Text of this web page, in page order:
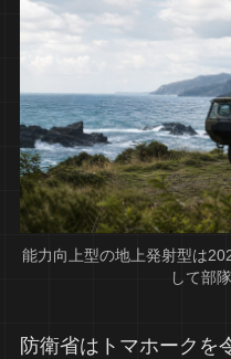
能力向上型の地上発射型は
して部
防衛省はトマホークを